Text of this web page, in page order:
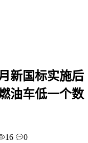
新国标实施后
油车低一个数
16 0